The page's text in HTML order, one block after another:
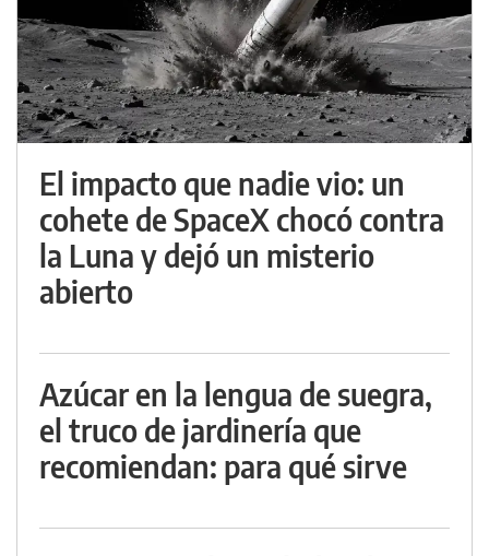
El impacto que nadie vio: un
cohete de SpaceX chocó contra
la Luna y dejó un misterio
abierto
Azúcar en la lengua de suegra,
el truco de jardinería que
recomiendan: para qué sirve